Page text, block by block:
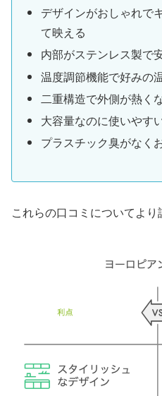
デザインがおしゃれで
て映える
内部がステンレス製で
温度調節機能で好みの
二重構造で外側が熱く
大容量なのに使いやす
プラスチック臭がなく
これらの口コミについてより